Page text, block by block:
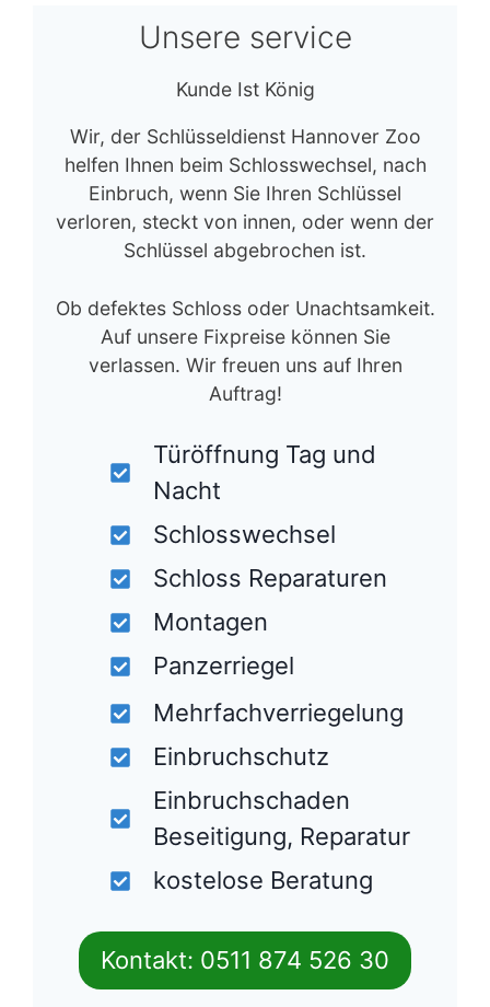
Unsere service
Kunde Ist König
Wir, der Schlüsseldienst Hannover Zoo
helfen Ihnen beim Schlosswechsel, nach
Einbruch, wenn Sie Ihren Schlüssel
verloren, steckt von innen, oder wenn der
Schlüssel abgebrochen ist.
Ob defektes Schloss oder Unachtsamkeit.
Auf unsere Fixpreise können Sie
verlassen. Wir freuen uns auf Ihren
Auftrag!
Türöffnung Tag und
Nacht
Schlosswechsel
Schloss Reparaturen
Montagen
Panzerriegel
Mehrfachverriegelung
Einbruchschutz
Einbruchschaden
Beseitigung, Reparatur
kostelose Beratung
Kontakt: 0511 874 526 30